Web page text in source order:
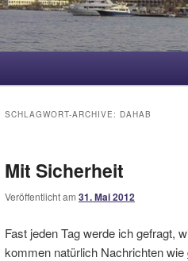
SCHLAGWORT-ARCHIVE: DAHAB
Mit Sicherheit
Veröffentlicht am 31. Mai 2012
Fast jeden Tag werde ich gefragt,
kommen natürlich Nachrichten wie